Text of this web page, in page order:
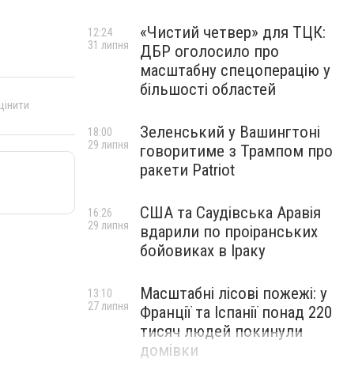
«Чистий четвер» для ТЦК:
ДБР оголосило про
масштабну спецоперацію у
більшості областей
12:24
31 липня
Зеленський у Вашингтоні
говоритиме з Трампом про
ракети Patriot
18:00
29 липня
США та Саудівська Аравія
вдарили по проіранських
бойовиках в Іраку
16:26
29 липня
Масштабні лісові пожежі: у
Франції та Іспанії понад 220
тисяч людей покинули
домівки
13:10
27 липня